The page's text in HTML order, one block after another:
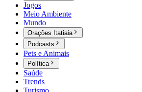
Jogos
Meio Ambiente
Mundo
Orações Itatiaia
Podcasts
Pets e Animais
Política
Saúde
Trends
Turismo